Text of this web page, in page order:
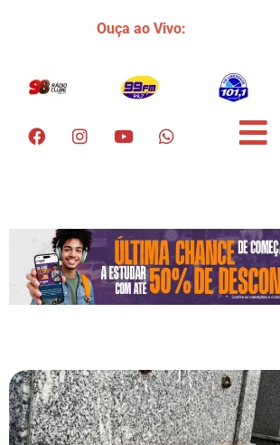
Ouça ao Vivo: